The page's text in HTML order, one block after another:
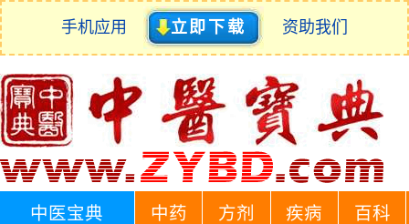
手机应用 立即下载 资助我们
中医宝典 中药 方剂 疾病 百科